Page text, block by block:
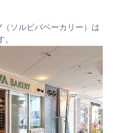
（ソルビバベーカリー）は
。